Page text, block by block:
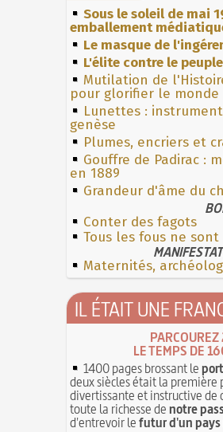
Sous le soleil de mai
emballement
Le masque de
L'élite contre le peuple
Mutilation de
pour glorifier le monde
Lunettes :
genèse
Plumes, encriers et
Gouffre de Padirac :
en 1889
Grandeur d'âme du
Conter des fagots
Tous les fous ne
Maternités,
IL ÉTAIT UNE
LE TEMPS DE
1400 pages brossant le
deux siècles était la première
divertissante et instructive de
toute la richesse denotre
d'entrevoir lefutur d'un